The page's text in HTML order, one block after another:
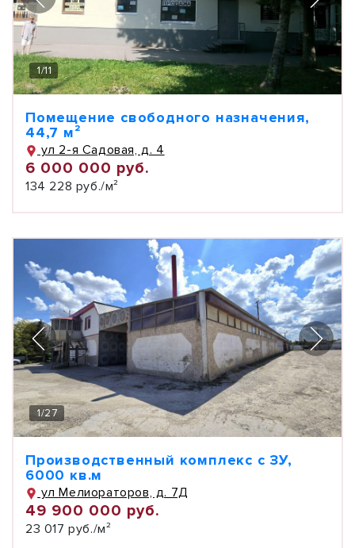
1/11
Помещение свободного назначения,
44,7 м²
ул 2-я Садовая, д. 4
6 000 000 руб.
134 228 руб./м²
1/27
Производственный комплекс с ЗУ,
6000 кв.м
ул Мелиораторов, д. 7Д
49 900 000 руб.
23 017 руб./м²